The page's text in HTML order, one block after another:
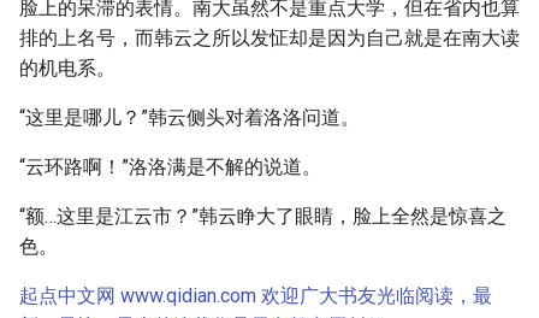
脸上的呆滞的表情。南大虽然不是重点大学，但在省内也算
排的上名号，而韩云之所以发怔却是因为自己就是在南大读
的机电系。
“这里是哪儿？”韩云侧头对着洛洛问道。
“云环路啊！”洛洛满是不解的说道。
“额…这里是江云市？”韩云睁大了眼睛，脸上全然是惊喜之
色。
起点中文网 www.qidian.com 欢迎广大书友光临阅读，最